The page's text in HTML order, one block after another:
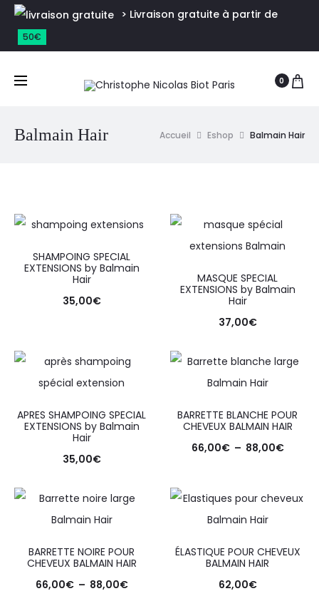
> Livraison gratuite à partir de
50€
0
Balmain Hair Accueil Eshop Balmain Hair
SHAMPOING SPECIAL
EXTENSIONS by Balmain
Hair
35,00€
MASQUE SPECIAL
EXTENSIONS by Balmain
Hair
37,00€
APRES SHAMPOING SPECIAL
EXTENSIONS by Balmain
Hair
35,00€
BARRETTE BLANCHE POUR
CHEVEUX BALMAIN HAIR
66,00€ – 88,00€
BARRETTE NOIRE POUR
CHEVEUX BALMAIN HAIR
66,00€ – 88,00€
ÉLASTIQUE POUR CHEVEUX
BALMAIN HAIR
62,00€